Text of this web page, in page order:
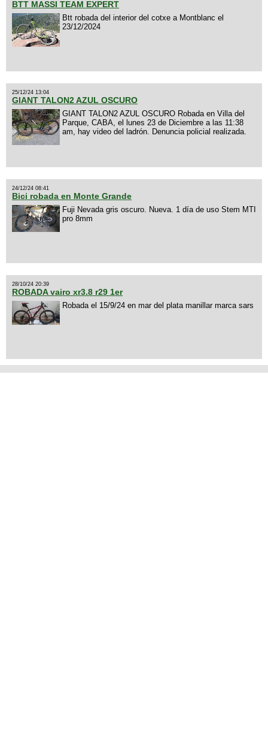
BTT MASSI TEAM EXPERT
Btt robada del interior del cotxe a Montblanc el
23/12/2024
25/12/24 13:04
GIANT TALON2 AZUL OSCURO
GIANT TALON2 AZUL OSCURO Robada en Villa del
Parque, CABA, el lunes 23 de Diciembre a las 11:38
am, hay video del ladrón. Denuncia policial realizada.
24/12/24 08:41
Bici robada en Monte Grande
Fuji Nevada gris oscuro. Nueva. 1 día de uso Stem MTI
pro 8mm
28/10/24 20:39
ROBADA vairo xr3.8 r29 1er
Robada el 15/9/24 en mar del plata manillar marca sars